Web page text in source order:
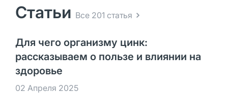
Статьи Все 201 статья
Для чего организму цинк:
рассказываем о пользе и влиянии на
здоровье
02 Апреля 2025